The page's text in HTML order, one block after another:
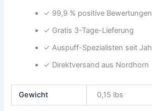
✓ 99,9 % positive Bewertungen
✓ Gratis 3-Tage-Lieferung
✓ Auspuff-Spezialisten seit
✓ Direktversand aus Nordhorn
Gewicht 0,15 lbs